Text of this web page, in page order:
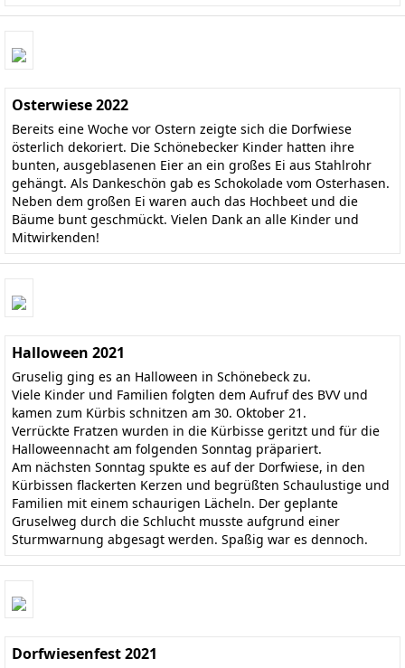
Osterwiese 2022
Bereits eine Woche vor Ostern zeigte sich die Dorfwiese
österlich dekoriert. Die Schönebecker Kinder hatten ihre
bunten, ausgeblasenen Eier an ein großes Ei aus Stahlrohr
gehängt. Als Dankeschön gab es Schokolade vom Osterhasen.
Neben dem großen Ei waren auch das Hochbeet und die
Bäume bunt geschmückt. Vielen Dank an alle Kinder und
Mitwirkenden!
Halloween 2021
Gruselig ging es an Halloween in Schönebeck zu.
Viele Kinder und Familien folgten dem Aufruf des BVV und
kamen zum Kürbis schnitzen am 30. Oktober 21.
Verrückte Fratzen wurden in die Kürbisse geritzt und für die
Halloweennacht am folgenden Sonntag präpariert.
Am nächsten Sonntag spukte es auf der Dorfwiese, in den
Kürbissen flackerten Kerzen und begrüßten Schaulustige und
Familien mit einem schaurigen Lächeln. Der geplante
Gruselweg durch die Schlucht musste aufgrund einer
Sturmwarnung abgesagt werden. Spaßig war es dennoch.
Dorfwiesenfest 2021